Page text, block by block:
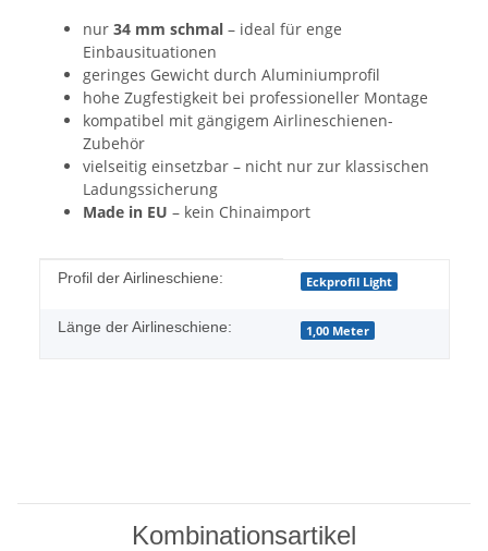
nur 34 mm schmal – ideal für enge
Einbausituationen
geringes Gewicht durch Aluminiumprofil
hohe Zugfestigkeit bei professioneller Montage
kompatibel mit gängigem Airlineschienen-
Zubehör
vielseitig einsetzbar – nicht nur zur klassischen
Ladungssicherung
Made in EU – kein Chinaimport
Produkteigenschaft
Wert
Profil der Airlineschiene: Eckprofil Light
Länge der Airlineschiene: 1,00 Meter
Kombinationsartikel